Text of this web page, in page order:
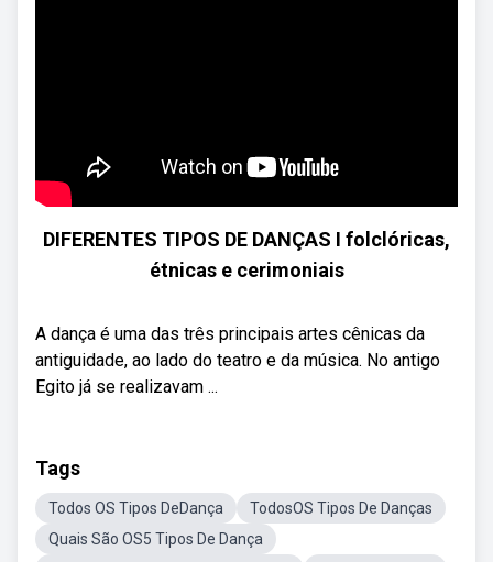
DIFERENTES TIPOS DE DANÇAS I folclóricas,
étnicas e cerimoniais
A dança é uma das três principais artes cênicas da
antiguidade, ao lado do teatro e da música. No antigo
Egito já se realizavam ...
Tags
Todos OS Tipos DeDança
TodosOS Tipos De Danças
Quais São OS5 Tipos De Dança